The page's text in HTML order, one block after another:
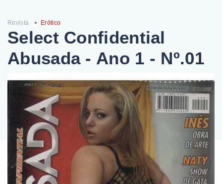
Revista Erótico
Select Confidential
Abusada - Ano 1 - Nº.01